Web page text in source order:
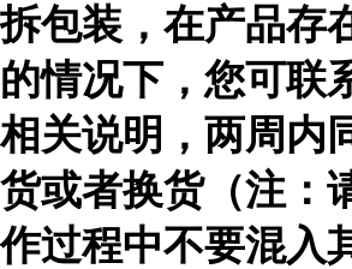
拆包装，在产品存
的情况下，您可联
相关说明，两周内
货或者换货（注：
作过程中不要混入